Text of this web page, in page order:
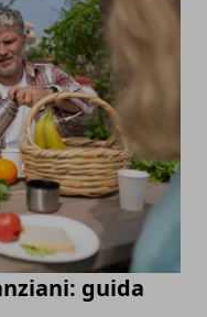
guida